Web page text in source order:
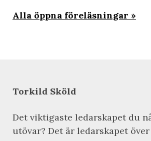
Alla öppna föreläsningar
Torkild Sköld
Det viktigaste ledarskapet du
utövar? Det är ledarskapet